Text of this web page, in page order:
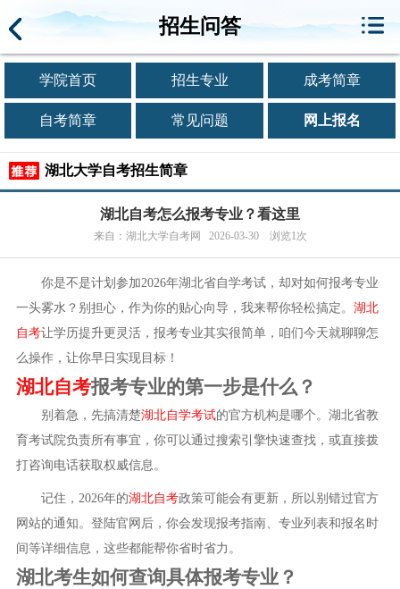
招生问答
学院首页 招生专业 成考简章
自考简章 常见问题 网上报名
湖北大学自考招生简章
湖北自考怎么报考专业？看这里
来自：湖北大学自考网 2026-03-30 浏览1次
你是不是计划参加2026年湖北省自学考试，却对如何报考专业
一头雾水？别担心，作为你的贴心向导，我来帮你轻松搞定。 湖北
自考让学历提升更灵活，报考专业其实很简单，咱们今天就聊聊怎
么操作，让你早日实现目标！
湖北自考报考专业的第一步是什么？
别着急，先搞清楚湖北自学考试的官方机构是哪个。湖北省教
育考试院负责所有事宜，你可以通过搜索引擎快速查找，或直接拨
打咨询电话获取权威信息。
记住，2026年的湖北自考政策可能会有更新，所以别错过官方
网站的通知。登陆官网后，你会发现报考指南、专业列表和报名时
间等详细信息，这些都能帮你省时省力。
湖北考生如何查询具体报考专业？